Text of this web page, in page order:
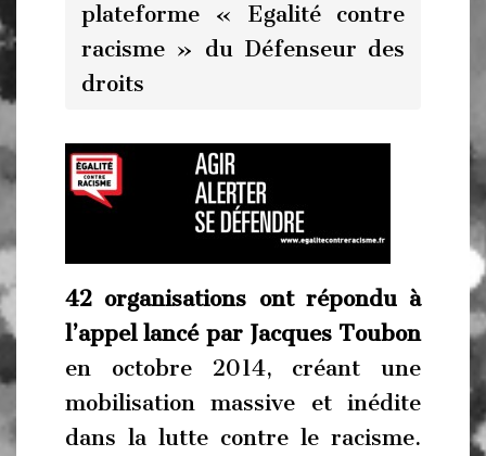
plateforme « Egalité contre
racisme » du Défenseur des
droits
42 organisations ont répondu à
l’appel lancé par Jacques Toubon
en octobre 2014, créant une
mobilisation massive et inédite
dans la lutte contre le racisme.